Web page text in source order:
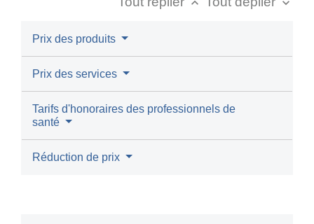
Prix des produits
Prix des services
Tarifs d'honoraires des professionnels de
santé
Réduction de prix